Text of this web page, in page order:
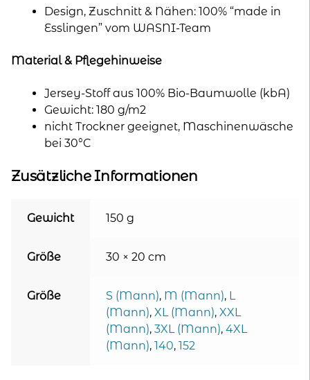
Design, Zuschnitt & Nähen: 100% “made in
Esslingen” vom WASNI-Team
Material & Pflegehinweise
Jersey-Stoff aus 100% Bio-Baumwolle (kbA)
Gewicht: 180 g/m2
nicht Trockner geeignet, Maschinenwäsche
bei 30°C
Zusätzliche Informationen
Gewicht 150 g
Größe 30 × 20 cm
Größe S (Mann), M (Mann), L
(Mann), XL (Mann), XXL
(Mann), 3XL (Mann), 4XL
(Mann), 140, 152